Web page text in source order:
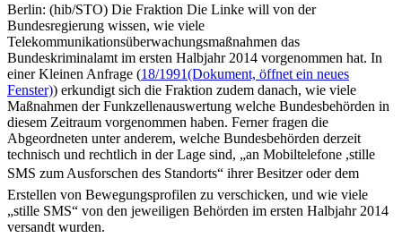
Berlin: (hib/STO) Die Fraktion Die Linke will von der
Bundesregierung wissen, wie viele
Telekommunikationsüberwachungsmaßnahmen das
Bundeskriminalamt im ersten Halbjahr 2014 vorgenommen hat. In
einer Kleinen Anfrage (18/1991(Dokument, öffnet ein neues
Fenster)) erkundigt sich die Fraktion zudem danach, wie viele
Maßnahmen der Funkzellenauswertung welche Bundesbehörden in
diesem Zeitraum vorgenommen haben. Ferner fragen die
Abgeordneten unter anderem, welche Bundesbehörden derzeit
technisch und rechtlich in der Lage sind, „an Mobiltelefone ,stille
SMS zum Ausforschen des Standorts“ ihrer Besitzer oder dem
Erstellen von Bewegungsprofilen zu verschicken, und wie viele
„stille SMS“ von den jeweiligen Behörden im ersten Halbjahr 2014
versandt wurden.